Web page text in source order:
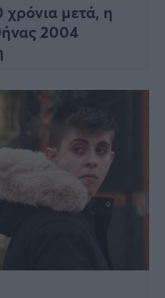
χρόνια μετά, η
2004